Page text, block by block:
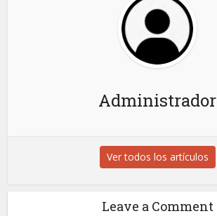
Administrador
Ver todos los artículos
Leave a Comment